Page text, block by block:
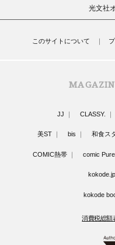
光文社
このサイトについて
JJ CLASSY.
美ST bis 和食ス
COMIC熱帯 comic
kokode.jp
kokode
消費税総額